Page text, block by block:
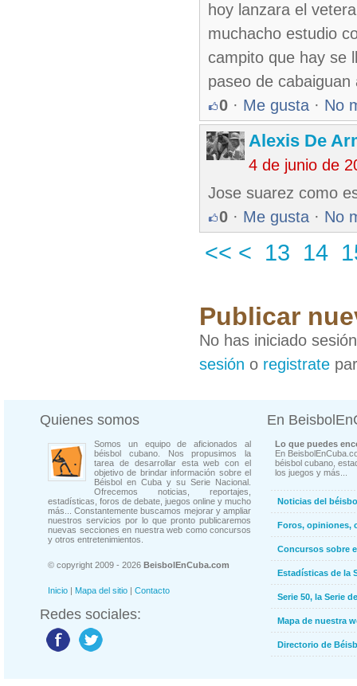
hoy lanzara el
muchacho estudio
campito que hay se
paseo de
0 · Me gusta · No
Alexis De
4 de junio de
Jose suarez como
0 · Me gusta · No
<< < 13 14
Publicar
No has iniciado
sesión o registrate
Quienes somos
Somos un equipo de aficionados al
béisbol cubano. Nos propusimos la
tarea de desarrollar esta web con el
objetivo de brindar información sobre el
Béisbol en Cuba y su Serie Nacional.
Ofrecemos noticias, reportajes,
estadísticas, foros de debate, juegos online y mucho
más... Constantemente buscamos mejorar y ampliar
nuestros servicios por lo que pronto publicaremos
nuevas secciones en nuestra web como concursos
y otros entretenimientos.
© copyright 2009 - 2026 BeisbolEnCuba.com
Inicio | Mapa del sitio | Contacto
Redes sociales:
En
Lo que puedes
En
béisbol cubano,
los juegos y más...
Noticias del
Foros, opiniones,
Concursos sobre
Estadísticas de la
Serie 50, la Serie
Mapa de nuestra
Directorio de